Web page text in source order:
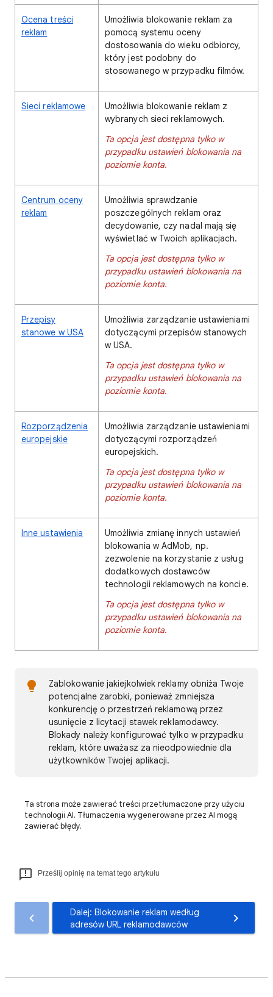
Ocena treści
reklam
Umożliwia blokowanie reklam za
pomocą systemu oceny
dostosowania do wieku odbiorcy,
który jest podobny do
stosowanego w przypadku filmów.
Sieci reklamowe
Umożliwia blokowanie reklam z
wybranych sieci reklamowych.
Ta opcja jest dostępna tylko w
przypadku ustawień blokowania na
poziomie konta.
Centrum oceny
reklam
Umożliwia sprawdzanie
poszczególnych reklam oraz
decydowanie, czy nadal mają się
wyświetlać w Twoich aplikacjach.
Ta opcja jest dostępna tylko w
przypadku ustawień blokowania na
poziomie konta.
Przepisy
stanowe w USA
Umożliwia zarządzanie ustawieniami
dotyczącymi przepisów stanowych
w USA.
Ta opcja jest dostępna tylko w
przypadku ustawień blokowania na
poziomie konta.
Rozporządzenia
europejskie
Umożliwia zarządzanie ustawieniami
dotyczącymi rozporządzeń
europejskich.
Ta opcja jest dostępna tylko w
przypadku ustawień blokowania na
poziomie konta.
Inne ustawienia
Umożliwia zmianę innych ustawień
blokowania w AdMob, np.
zezwolenie na korzystanie z usług
dodatkowych dostawców
technologii reklamowych na koncie.
Ta opcja jest dostępna tylko w
przypadku ustawień blokowania na
poziomie konta.
Zablokowanie jakiejkolwiek reklamy obniża Twoje
potencjalne zarobki, ponieważ zmniejsza
konkurencję o przestrzeń reklamową przez
usunięcie z licytacji stawek reklamodawcy.
Blokady należy konfigurować tylko w przypadku
reklam, które uważasz za nieodpowiednie dla
użytkowników Twojej aplikacji.
Ta strona może zawierać treści przetłumaczone przy użyciu
technologii AI. Tłumaczenia wygenerowane przez AI mogą
zawierać błędy.
Prześlij opinię na temat tego artykułu
Dalej: Blokowanie reklam według
adresów URL reklamodawców